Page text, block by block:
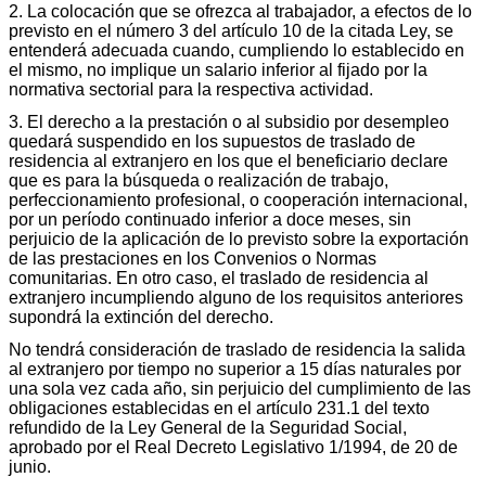
2. La colocación que se ofrezca al trabajador, a efectos de lo
previsto en el número 3 del artículo 10 de la citada Ley, se
entenderá adecuada cuando, cumpliendo lo establecido en
el mismo, no implique un salario inferior al fijado por la
normativa sectorial para la respectiva actividad.
3. El derecho a la prestación o al subsidio por desempleo
quedará suspendido en los supuestos de traslado de
residencia al extranjero en los que el beneficiario declare
que es para la búsqueda o realización de trabajo,
perfeccionamiento profesional, o cooperación internacional,
por un período continuado inferior a doce meses, sin
perjuicio de la aplicación de lo previsto sobre la exportación
de las prestaciones en los Convenios o Normas
comunitarias. En otro caso, el traslado de residencia al
extranjero incumpliendo alguno de los requisitos anteriores
supondrá la extinción del derecho.
No tendrá consideración de traslado de residencia la salida
al extranjero por tiempo no superior a 15 días naturales por
una sola vez cada año, sin perjuicio del cumplimiento de las
obligaciones establecidas en el artículo 231.1 del texto
refundido de la Ley General de la Seguridad Social,
aprobado por el Real Decreto Legislativo 1/1994, de 20 de
junio.